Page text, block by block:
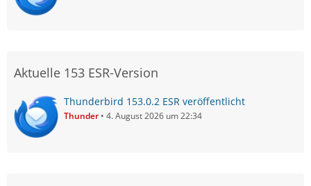
Aktuelle 153 ESR-Version
Thunderbird 153.0.2 ESR veröffentlicht
Thunder 4. August 2026 um 22:34